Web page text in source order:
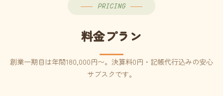
PRICING
料金プラン
創業一期目は年間180,000円〜。決算料0円・記帳代行込みの安心
サブスクです。